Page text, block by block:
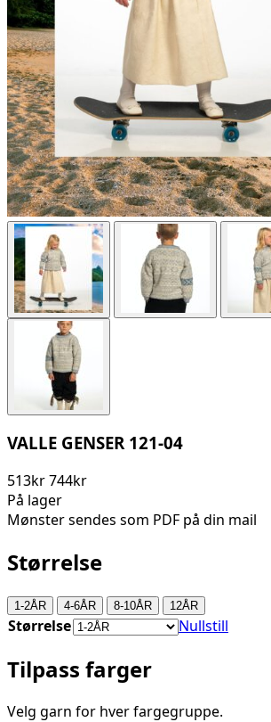
VALLE GENSER 121-04
513kr744kr
På lager
Mønster sendes som PDF på din mail
Størrelse
1-2ÅR 4-6ÅR 8-10ÅR 12ÅR
Størrelse Nullstill
Tilpass farger
Velg garn for hver fargegruppe.